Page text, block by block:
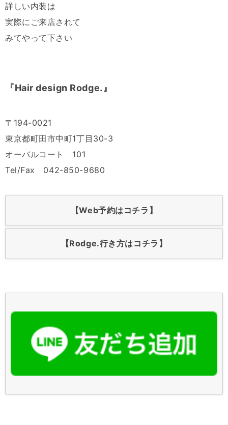
詳しい内装は
実際にご来店されて
みてやって下さい
『Hair design Rodge.』
〒194-0021
東京都町田市中町1丁目30-3
オーバルコート 101
Tel/Fax 042-850-9680
【Web予約はコチラ】
【Rodge.行き方はコチラ】